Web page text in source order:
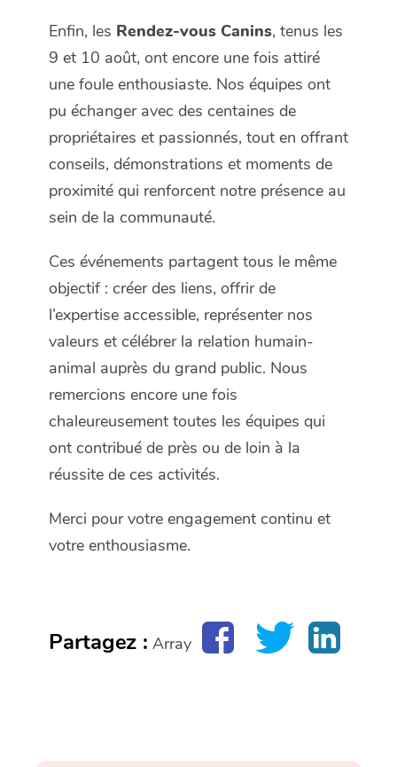
Enfin, les Rendez-vous Canins, tenus les
9 et 10 août, ont encore une fois attiré
une foule enthousiaste. Nos équipes ont
pu échanger avec des centaines de
propriétaires et passionnés, tout en offrant
conseils, démonstrations et moments de
proximité qui renforcent notre présence au
sein de la communauté.
Ces événements partagent tous le même
objectif : créer des liens, offrir de
l’expertise accessible, représenter nos
valeurs et célébrer la relation humain-
animal auprès du grand public. Nous
remercions encore une fois
chaleureusement toutes les équipes qui
ont contribué de près ou de loin à la
réussite de ces activités.
Merci pour votre engagement continu et
votre enthousiasme.
Partagez : Array